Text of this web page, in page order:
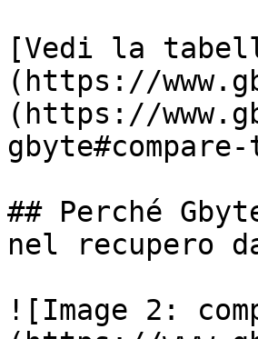
[Vedi la
(https://
(https://
## Perché
nel recupero
![Image 2: